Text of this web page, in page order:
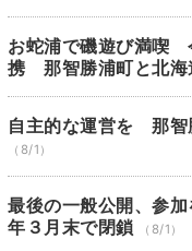
お蛇浦で磯遊び満喫
携 那智勝浦町と北海
自主的な運営を 那智
（8/1）
最後の一般公開、参
年３月末で閉鎖
（8/1）